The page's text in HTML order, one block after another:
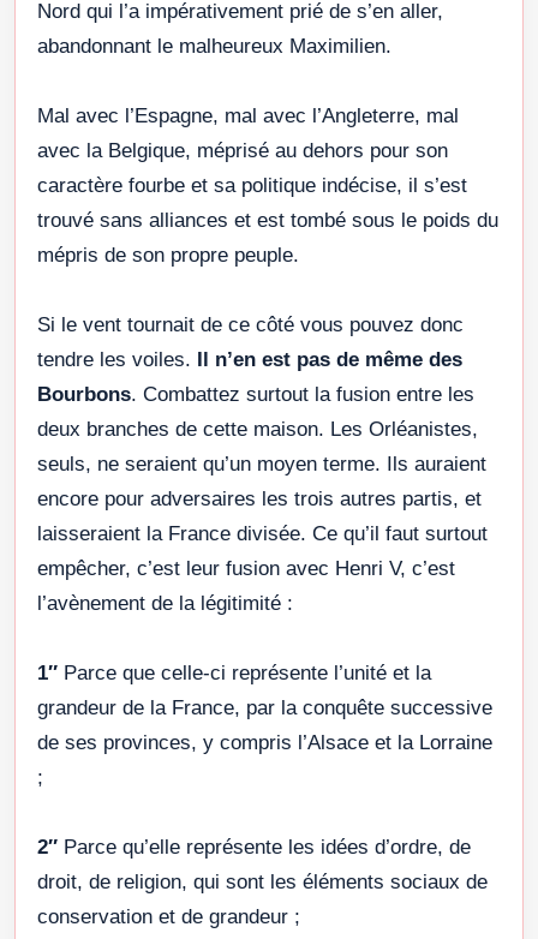
Nord qui l’a impérativement prié de s’en aller,
abandonnant le malheureux Maximilien.
Mal avec l’Espagne, mal avec l’Angleterre, mal
avec la Belgique, méprisé au dehors pour son
caractère fourbe et sa politique indécise, il s’est
trouvé sans alliances et est tombé sous le poids du
mépris de son propre peuple.
Si le vent tournait de ce côté vous pouvez donc
tendre les voiles. Il n’en est pas de même des
Bourbons. Combattez surtout la fusion entre les
deux branches de cette maison. Les Orléanistes,
seuls, ne seraient qu’un moyen terme. Ils auraient
encore pour adversaires les trois autres partis, et
laisseraient la France divisée. Ce qu’il faut surtout
empêcher, c’est leur fusion avec Henri V, c’est
l’avènement de la légitimité :
1″ Parce que celle-ci représente l’unité et la
grandeur de la France, par la conquête successive
de ses provinces, y compris l’Alsace et la Lorraine
;
2″ Parce qu’elle représente les idées d’ordre, de
droit, de religion, qui sont les éléments sociaux de
conservation et de grandeur ;